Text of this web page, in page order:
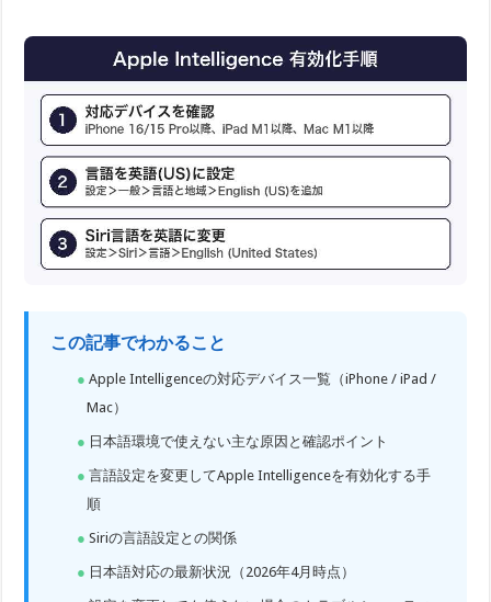
この記事でわかること
Apple Intelligenceの対応デバイス一覧（iPhone / iPad /
Mac）
日本語環境で使えない主な原因と確認ポイント
言語設定を変更してApple Intelligenceを有効化する手
順
Siriの言語設定との関係
日本語対応の最新状況（2026年4月時点）